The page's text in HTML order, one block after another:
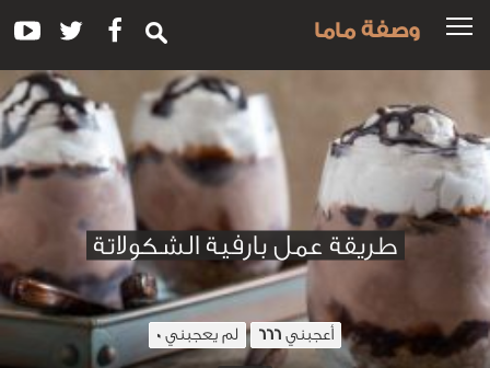
وصفة ماما
طريقة عمل بارفية الشكولاتة
أعجبني 666 لم يعجبني 0